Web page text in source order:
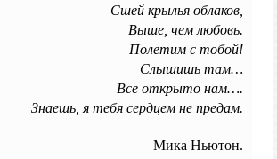
Сшей крылья облаков,
Выше, чем любовь.
Полетим с тобой!
Слышишь там…
Все открыто нам….
Знаешь, я тебя сердцем не предам.
Мика Ньютон.